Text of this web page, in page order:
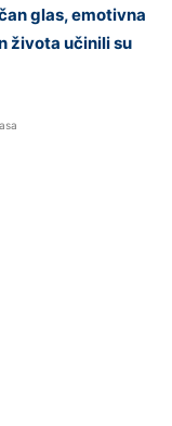
glas, emotivna
života učinili su